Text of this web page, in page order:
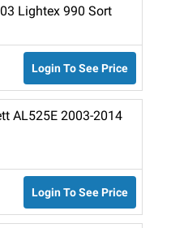
Lightex 990 Sort
Login To See Price
AL525E 2003-2014
Login To See Price